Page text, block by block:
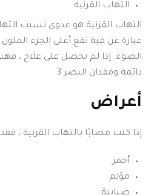
التهاب القرنية
التهاب القرنية هو عدوى تسبب
عبارة عن قبة تقع أعلى الجزء
الضوء. إذا لم تحصل على علاج ،
دائمة وفقدان البصر 3
أعراض
إذا كنت مصابًا بالتهاب القرنية ،
أحمر
مؤلم